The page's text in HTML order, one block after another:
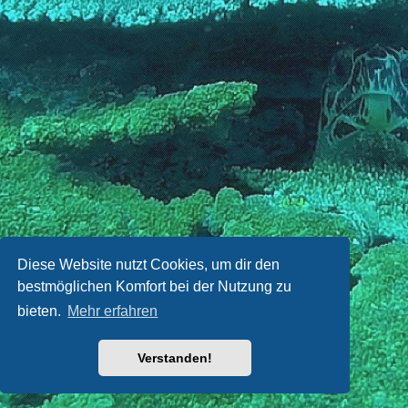
Diese Website nutzt Cookies, um dir den
bestmöglichen Komfort bei der Nutzung zu
bieten. Mehr erfahren
Verstanden!